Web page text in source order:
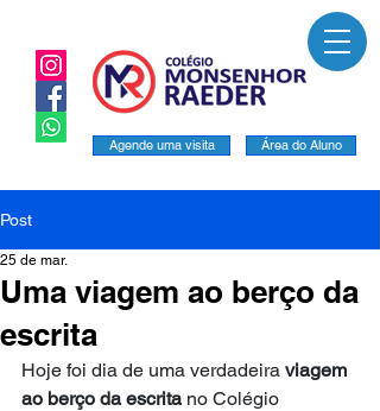
Agende uma visita Área do Aluno
Post
Uma viagem ao berço da
escrita
25 de mar.
Hoje foi dia de uma verdadeira viagem
ao berço da escrita no Colégio